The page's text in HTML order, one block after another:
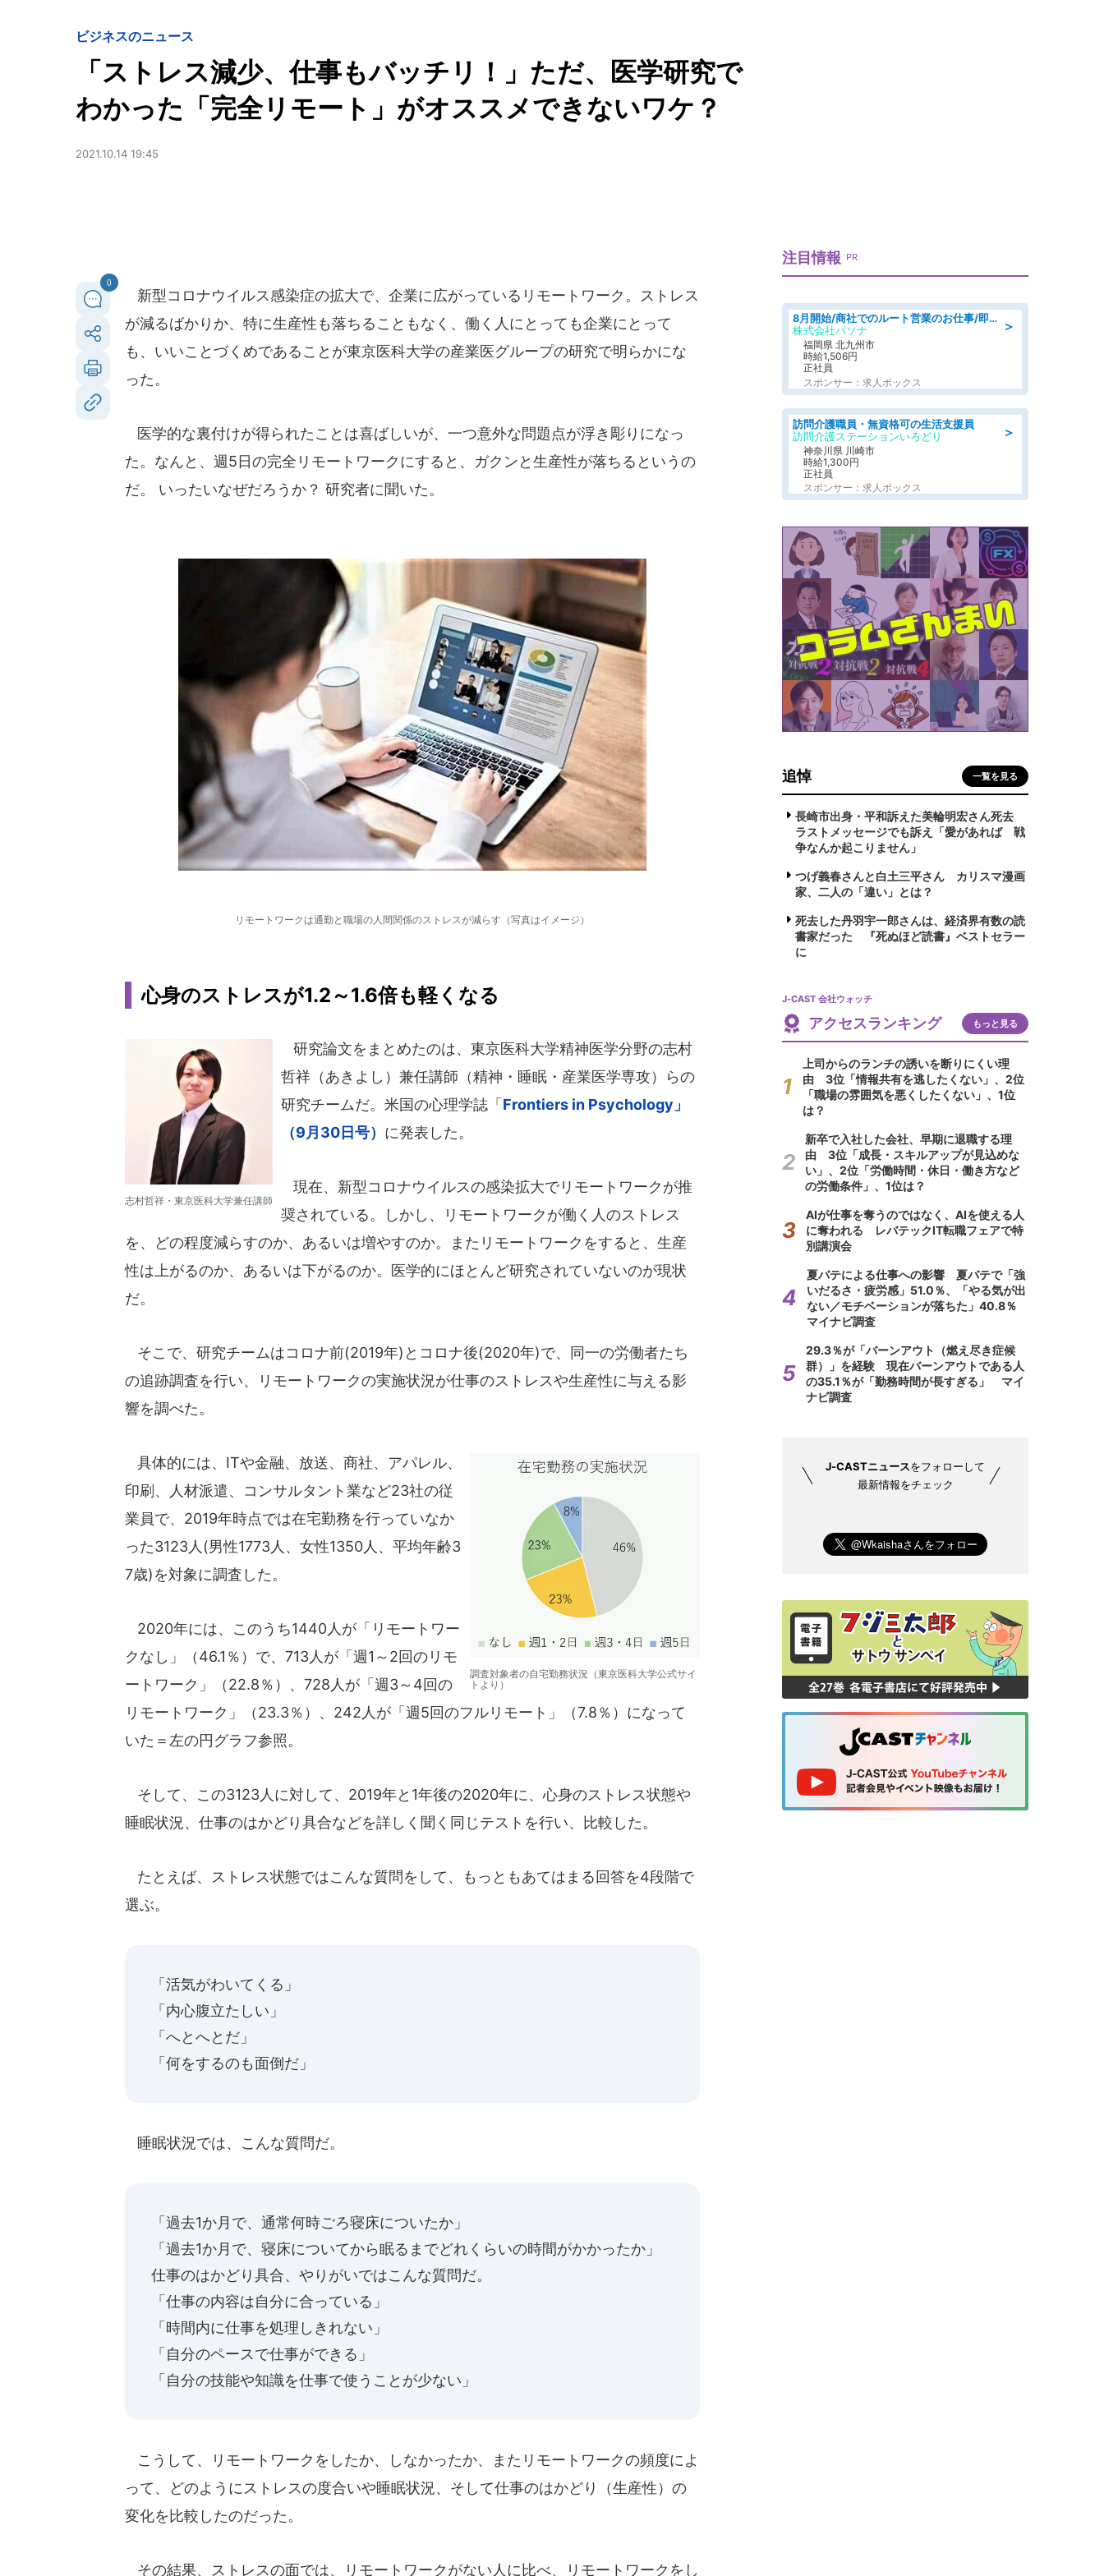
ビジネスのニュース
「ストレス減少、仕事もバッチリ！」ただ、医学研究で
わかった「完全リモート」がオススメできないワケ？
2021.10.14 19:45
0
新型コロナウイルス感染症の拡大で、企業に広がっているリモートワーク。ストレス
が減るばかりか、特に生産性も落ちることもなく、働く人にとっても企業にとって
も、いいことづくめであることが東京医科大学の産業医グループの研究で明らかにな
った。
医学的な裏付けが得られたことは喜ばしいが、一つ意外な問題点が浮き彫りになっ
た。なんと、週5日の完全リモートワークにすると、ガクンと生産性が落ちるというの
だ。 いったいなぜだろうか？ 研究者に聞いた。
リモートワークは通勤と職場の人間関係のストレスが減らす（写真はイメージ）
心身のストレスが1.2～1.6倍も軽くなる
志村哲祥・東京医科大学兼任講師
研究論文をまとめたのは、東京医科大学精神医学分野の志村
哲祥（あきよし）兼任講師（精神・睡眠・産業医学専攻）らの
研究チームだ。米国の心理学誌「 Frontiers in Psychology」
（9月30日号） に発表した。
現在、新型コロナウイルスの感染拡大でリモートワークが推
奨されている。しかし、リモートワークが働く人のストレス
を、どの程度減らすのか、あるいは増やすのか。またリモートワークをすると、生産
性は上がるのか、あるいは下がるのか。医学的にほとんど研究されていないのが現状
だ。
そこで、研究チームはコロナ前(2019年)とコロナ後(2020年)で、同一の労働者たち
の追跡調査を行い、リモートワークの実施状況が仕事のストレスや生産性に与える影
響を調べた。
調査対象者の自宅勤務状況（東京医科大学公式サイ
トより）
具体的には、ITや金融、放送、商社、アパレル、
印刷、人材派遣、コンサルタント業など23社の従
業員で、2019年時点では在宅勤務を行っていなか
った3123人(男性1773人、女性1350人、平均年齢3
7歳)を対象に調査した。
2020年には、このうち1440人が「リモートワー
クなし」（46.1％）で、713人が「週1～2回のリモ
ートワーク」（22.8％）、728人が「週3～4回の
リモートワーク」（23.3％）、242人が「週5回のフルリモート」（7.8％）になって
いた＝左の円グラフ参照。
そして、この3123人に対して、2019年と1年後の2020年に、心身のストレス状態や
睡眠状況、仕事のはかどり具合などを詳しく聞く同じテストを行い、比較した。
たとえば、ストレス状態ではこんな質問をして、もっともあてはまる回答を4段階で
選ぶ。
「活気がわいてくる」
「内心腹立たしい」
「へとへとだ」
「何をするのも面倒だ」
睡眠状況では、こんな質問だ。
「過去1か月で、通常何時ごろ寝床についたか」
「過去1か月で、寝床についてから眠るまでどれくらいの時間がかかったか」
仕事のはかどり具合、やりがいではこんな質問だ。
「仕事の内容は自分に合っている」
「時間内に仕事を処理しきれない」
「自分のペースで仕事ができる」
「自分の技能や知識を仕事で使うことが少ない」
こうして、リモートワークをしたか、しなかったか、またリモートワークの頻度によ
って、どのようにストレスの度合いや睡眠状況、そして仕事のはかどり（生産性）の
変化を比較したのだった。
その結果、ストレスの面では、リモートワークがない人に比べ、リモートワークをし
注目情報 PR
＞
8月開始/商社でのルート営業のお仕事/即日勤務可/車通勤可/営業
株式会社パソナ
福岡県 北九州市
時給1,506円
正社員
スポンサー：求人ボックス
＞
訪問介護職員・無資格可の生活支援員
訪問介護ステーションいろどり
神奈川県 川崎市
時給1,300円
正社員
スポンサー：求人ボックス
追悼 一覧を見る
長崎市出身・平和訴えた美輪明宏さん死去
ラストメッセージでも訴え「愛があれば 戦
争なんか起こりません」
つげ義春さんと白土三平さん カリスマ漫画
家、二人の「違い」とは？
死去した丹羽宇一郎さんは、経済界有数の読
書家だった 『死ぬほど読書』ベストセラー
に
J-CAST 会社ウォッチ
アクセスランキング もっと見る
上司からのランチの誘いを断りにくい理
由 3位「情報共有を逃したくない」、2位
「職場の雰囲気を悪くしたくない」、1位
は？
新卒で入社した会社、早期に退職する理
由 3位「成長・スキルアップが見込めな
い」、2位「労働時間・休日・働き方など
の労働条件」、1位は？
AIが仕事を奪うのではなく、AIを使える人
に奪われる レバテックIT転職フェアで特
別講演会
夏バテによる仕事への影響 夏バテで「強
いだるさ・疲労感」51.0％、「やる気が出
ない／モチベーションが落ちた」40.8％
マイナビ調査
29.3％が「バーンアウト（燃え尽き症候
群）」を経験 現在バーンアウトである人
の35.1％が「勤務時間が長すぎる」 マイ
ナビ調査
J-CASTニュースをフォローして
最新情報をチェック